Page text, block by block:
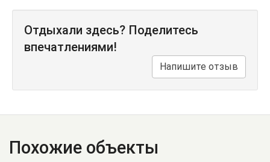
Отдыхали здесь? Поделитесь
впечатлениями!
Напишите отзыв
Похожие объекты